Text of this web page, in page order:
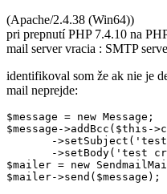
(Apache/2.4.38 (Win64))
pri prepnutí PHP 7.4.10 na
mail server vracia : SMTP
identifikoval som že ak nie je
mail neprejde:
$message = new Message;
$message->addBcc($this-
-
->setBody('test
$mailer = new